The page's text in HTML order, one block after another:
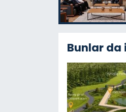
Bunlar da